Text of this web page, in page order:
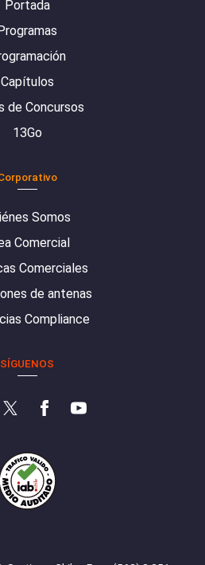
Portada
Capítulos
de Concursos
13Go
Somos
Comercial
Comerciales
de antenas
Compliance
SÍGUENOS